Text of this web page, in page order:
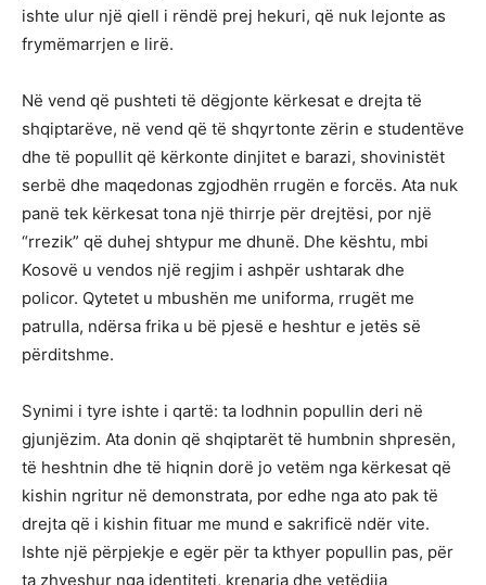
ishte ulur një qiell i rëndë prej hekuri, që nuk lejonte as
frymëmarrjen e lirë.
Në vend që pushteti të dëgjonte kërkesat e drejta të
shqiptarëve, në vend që të shqyrtonte zërin e studentëve
dhe të popullit që kërkonte dinjitet e barazi, shovinistët
serbë dhe maqedonas zgjodhën rrugën e forcës. Ata nuk
panë tek kërkesat tona një thirrje për drejtësi, por një
“rrezik” që duhej shtypur me dhunë. Dhe kështu, mbi
Kosovë u vendos një regjim i ashpër ushtarak dhe
policor. Qytetet u mbushën me uniforma, rrugët me
patrulla, ndërsa frika u bë pjesë e heshtur e jetës së
përditshme.
Synimi i tyre ishte i qartë: ta lodhnin popullin deri në
gjunjëzim. Ata donin që shqiptarët të humbnin shpresën,
të heshtnin dhe të hiqnin dorë jo vetëm nga kërkesat që
kishin ngritur në demonstrata, por edhe nga ato pak të
drejta që i kishin fituar me mund e sakrificë ndër vite.
Ishte një përpjekje e egër për ta kthyer popullin pas, për
ta zhveshur nga identiteti, krenaria dhe vetëdija